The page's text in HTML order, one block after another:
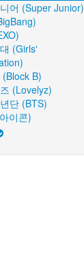
어 (Super Junior)
(Girls'
(Block B)
(Lovelyz)
단 (BTS)
이콘)